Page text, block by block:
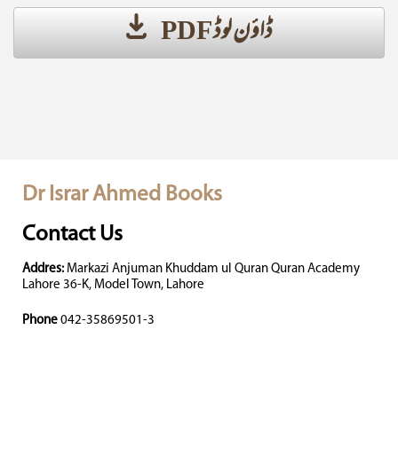
ڈاؤن لوڈ PDF
Dr Israr Ahmed Books
Contact Us
Addres: Markazi Anjuman Khuddam ul Quran Quran Academy
Lahore 36-K, Model Town, Lahore
Phone 042-35869501-3